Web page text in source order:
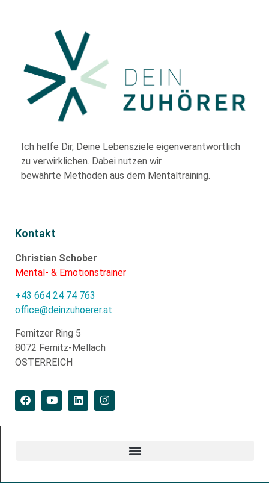
Ich helfe Dir, Deine Lebensziele eigenverantwortlich
zu verwirklichen. Dabei nutzen wir
bewährte Methoden aus dem Mentaltraining.
Kontakt
Christian Schober
Mental- & Emotionstrainer
+43 664 24 74 763
office@deinzuhoerer.at
Fernitzer Ring 5
8072 Fernitz-Mellach
ÖSTERREICH